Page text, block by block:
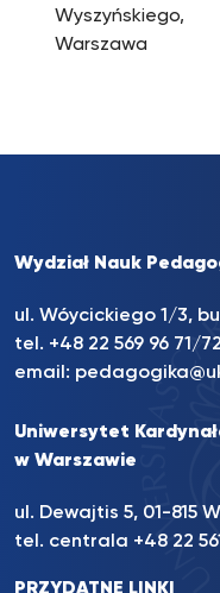
Wyszyńskiego,
Warszawa
Wydział Nauk
ul. Wóycickiego 1/3,
tel. +48 22 569 96 71/72
email:
Uniwersytet
w Warszawie
ul. Dewajtis 5, 01-815
tel. centrala +48 22